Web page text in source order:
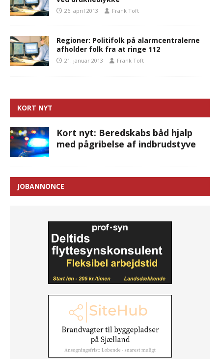
26. april 2013 Frank Toft
Regioner: Politifolk på alarmcentralerne
afholder folk fra at ringe 112
21. januar 2013 Frank Toft
KORT NYT
Kort nyt: Beredskabs båd hjalp
med pågribelse af indbrudstyve
JOBANNONCE